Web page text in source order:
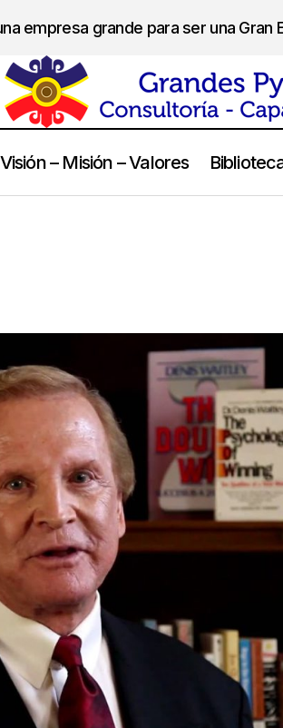
empresa grande para ser una Gran
Visión – Misión – Valores